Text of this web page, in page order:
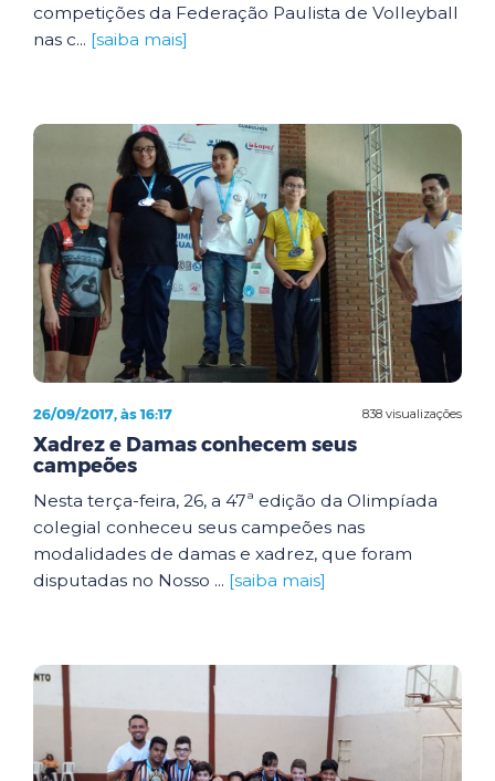
competições da Federação Paulista de Volleyball
nas c... [saiba mais]
838 visualizações
26/09/2017, às 16:17
Xadrez e Damas conhecem seus
campeões
Nesta terça-feira, 26, a 47ª edição da Olimpíada
colegial conheceu seus campeões nas
modalidades de damas e xadrez, que foram
disputadas no Nosso ... [saiba mais]